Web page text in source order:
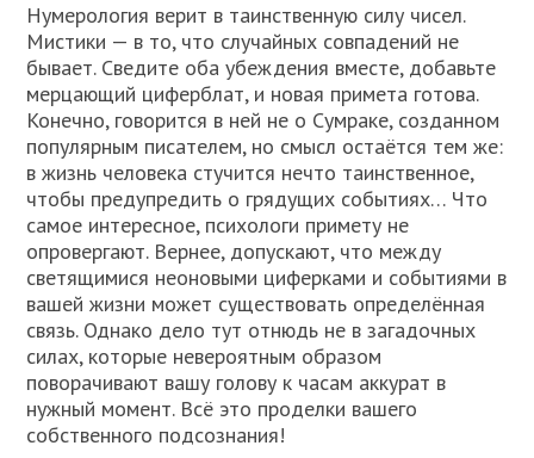
Нумерология верит в таинственную силу чисел.
Мистики — в то, что случайных совпадений не
бывает. Сведите оба убеждения вместе, добавьте
мерцающий циферблат, и новая примета готова.
Конечно, говорится в ней не о Сумраке, созданном
популярным писателем, но смысл остаётся тем же:
в жизнь человека стучится нечто таинственное,
чтобы предупредить о грядущих событиях… Что
самое интересное, психологи примету не
опровергают. Вернее, допускают, что между
светящимися неоновыми циферками и событиями в
вашей жизни может существовать определённая
связь. Однако дело тут отнюдь не в загадочных
силах, которые невероятным образом
поворачивают вашу голову к часам аккурат в
нужный момент. Всё это проделки вашего
собственного подсознания!